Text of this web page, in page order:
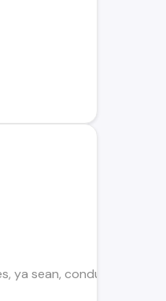
ya sean, conductos